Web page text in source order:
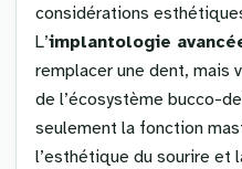
considérations
L’implantologie
remplacer une dent, mais
de l’écosystème bucco-
seulement la fonction
l’esthétique du sourire et